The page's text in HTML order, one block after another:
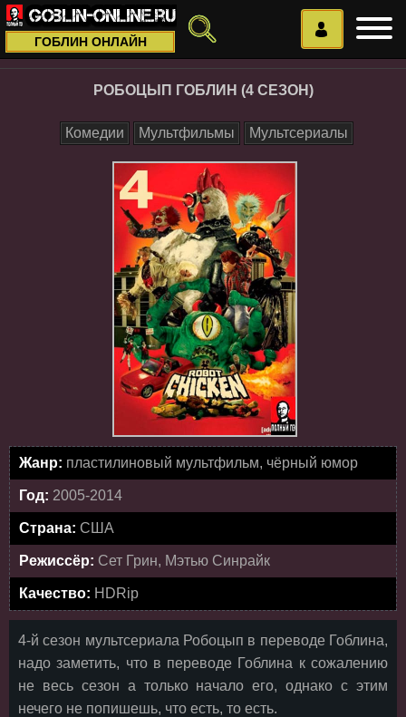
ГОБЛИН ОНЛАЙН
РОБОЦЫП ГОБЛИН (4 СЕЗОН)
Комедии Мультфильмы Мультсериалы
Жанр: пластилиновый мультфильм, чёрный юмор
Год: 2005-2014
Страна: США
Режиссёр: Сет Грин, Мэтью Синрайк
Качество: HDRip
4-й сезон мультсериала Робоцып в переводе Гоблина,
надо заметить, что в переводе Гоблина к сожалению
не весь сезон а только начало его, однако с этим
нечего не попишешь, что есть, то есть.